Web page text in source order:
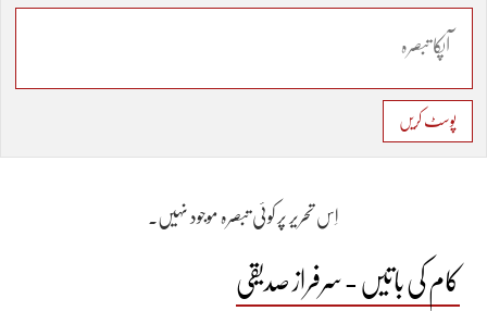
پوسٹ کریں
اِس تحریر پر کوئی تبصرہ موجود نہیں۔
کام کی باتیں - سرفراز صدیقی